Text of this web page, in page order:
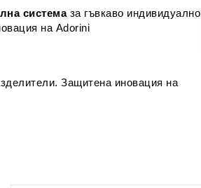
системаза гъвкаво индивидуално
на Adorini
Защитена иновация на